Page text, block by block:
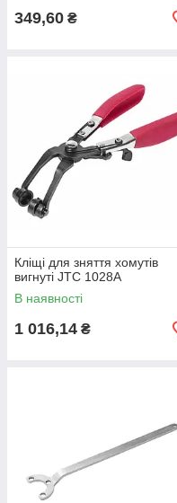
349,60 ₴
Кліщі для зняття хомутів
вигнуті JTC 1028A
В наявності
1 016,14 ₴